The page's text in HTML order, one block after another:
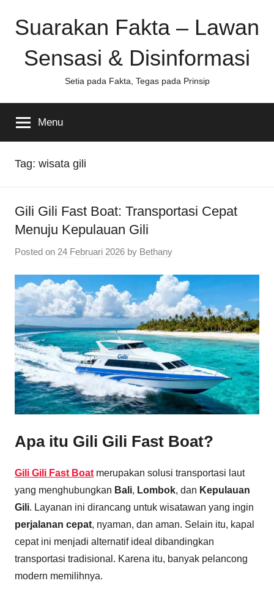
Suarakan Fakta – Lawan
Sensasi & Disinformasi
Setia pada Fakta, Tegas pada Prinsip
Menu
Tag: wisata gili
Gili Gili Fast Boat: Transportasi Cepat
Menuju Kepulauan Gili
Posted on 24 Februari 2026 by Bethany
Apa itu Gili Gili Fast Boat?
Gili Gili Fast Boat merupakan solusi transportasi laut
yang menghubungkan Bali, Lombok, dan Kepulauan
Gili. Layanan ini dirancang untuk wisatawan yang ingin
perjalanan cepat, nyaman, dan aman. Selain itu, kapal
cepat ini menjadi alternatif ideal dibandingkan
transportasi tradisional. Karena itu, banyak pelancong
modern memilihnya.